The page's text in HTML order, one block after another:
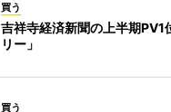
買う
吉祥寺経済新聞の上半期PV1
リー」
買う